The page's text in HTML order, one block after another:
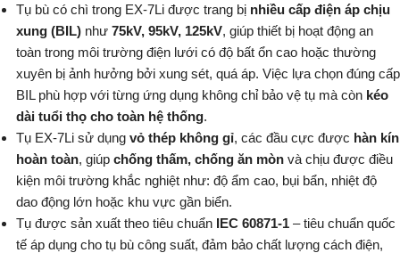
Tụ bù có chì trong EX-7Li được trang bị nhiều cấp điện áp chịu
xung (BIL) như 75kV, 95kV, 125kV, giúp thiết bị hoạt động an
toàn trong môi trường điện lưới có độ bất ổn cao hoặc thường
xuyên bị ảnh hưởng bởi xung sét, quá áp. Việc lựa chọn đúng cấp
BIL phù hợp với từng ứng dụng không chỉ bảo vệ tụ mà còn kéo
dài tuổi thọ cho toàn hệ thống.
Tụ EX-7Li sử dụng vỏ thép không gỉ, các đầu cực được hàn kín
hoàn toàn, giúp chống thấm, chống ăn mòn và chịu được điều
kiện môi trường khắc nghiệt như: độ ẩm cao, bụi bẩn, nhiệt độ
dao động lớn hoặc khu vực gần biển.
Tụ được sản xuất theo tiêu chuẩn IEC 60871-1 – tiêu chuẩn quốc
tế áp dụng cho tụ bù công suất, đảm bảo chất lượng cách điện,